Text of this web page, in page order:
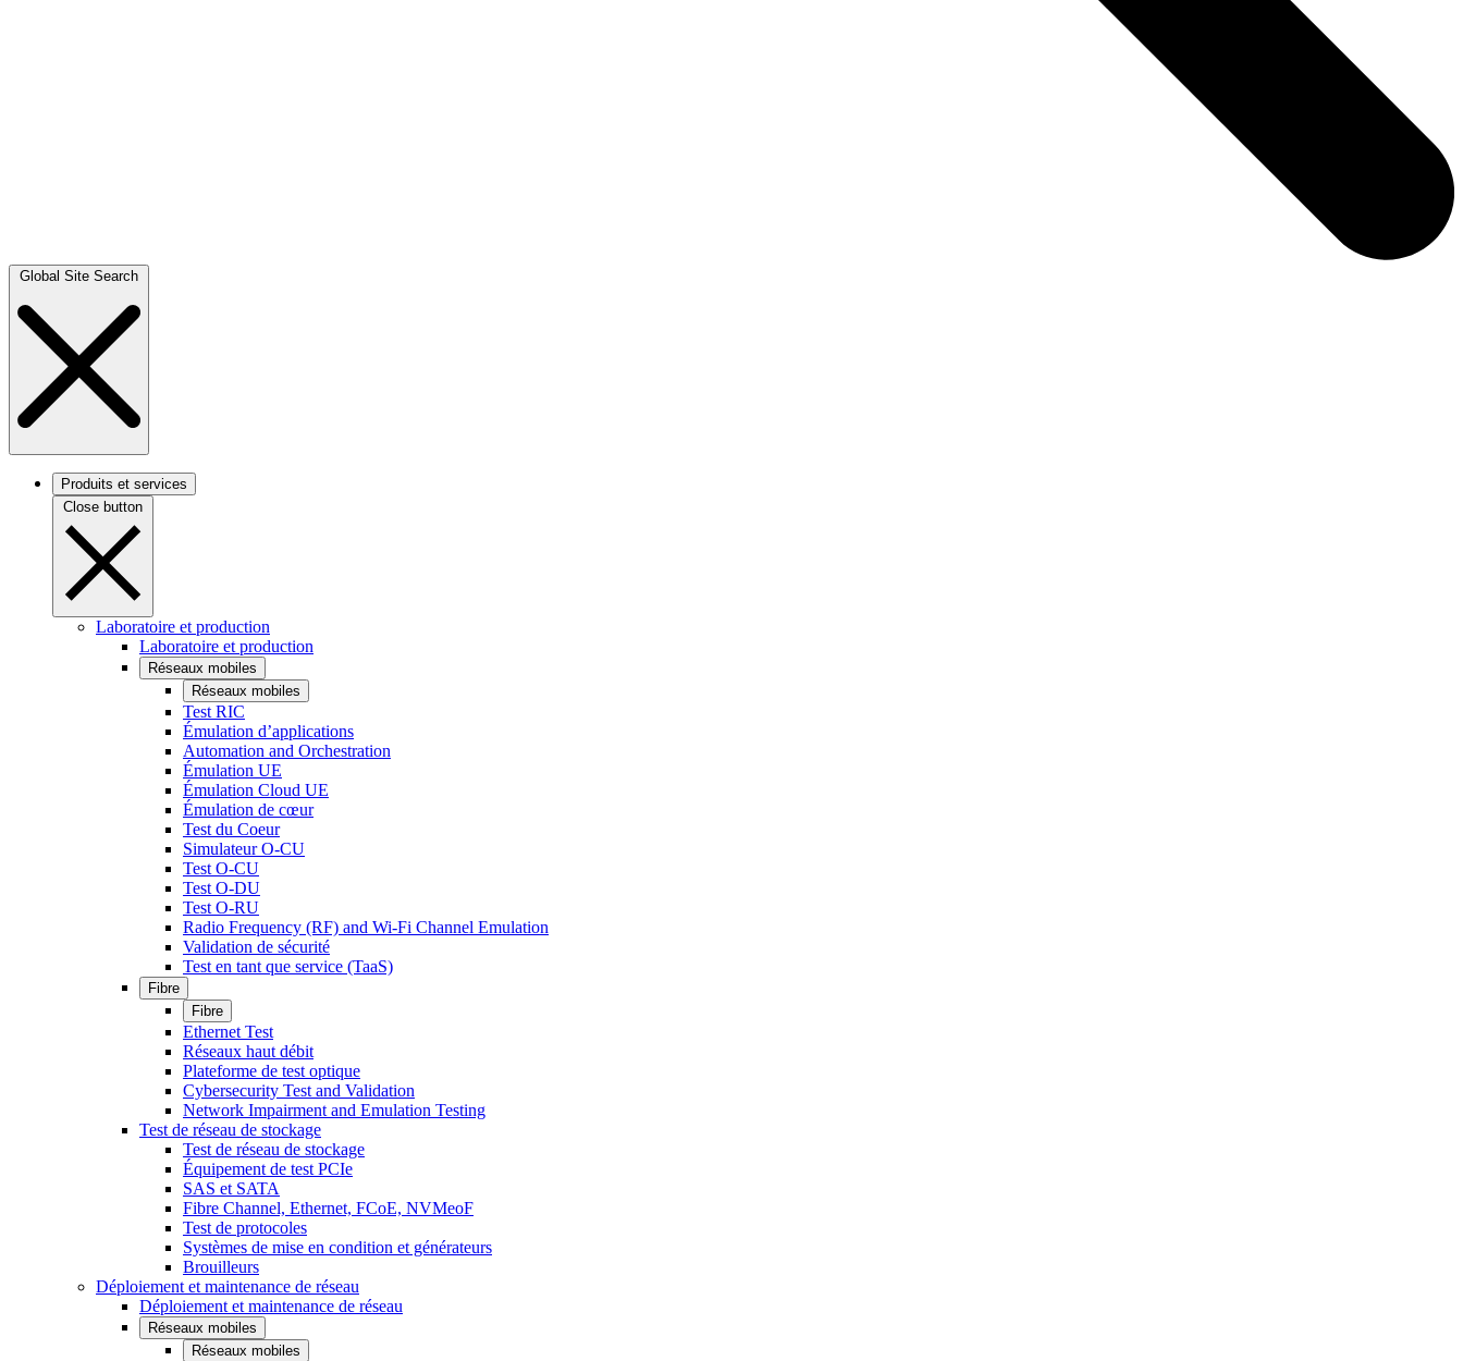
Global Site Search
Produits et services
Close button
Laboratoire et production
Laboratoire et production
Réseaux mobiles
Réseaux mobiles
Test RIC
Émulation d’applications
Automation and Orchestration
Émulation UE
Émulation Cloud UE
Émulation de cœur
Test du Coeur
Simulateur O-CU
Test O-CU
Test O-DU
Test O-RU
Radio Frequency (RF) and Wi-Fi Channel Emulation
Validation de sécurité
Test en tant que service (TaaS)
Fibre
Fibre
Ethernet Test
Réseaux haut débit
Plateforme de test optique
Cybersecurity Test and Validation
Network Impairment and Emulation Testing
Test de réseau de stockage
Test de réseau de stockage
Équipement de test PCIe
SAS et SATA
Fibre Channel, Ethernet, FCoE, NVMeoF
Test de protocoles
Systèmes de mise en condition et générateurs
Brouilleurs
Déploiement et maintenance de réseau
Déploiement et maintenance de réseau
Réseaux mobiles
Réseaux mobiles